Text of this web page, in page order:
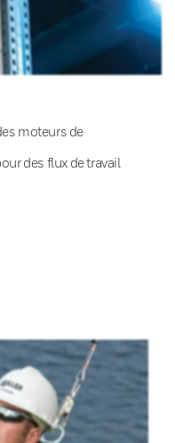
moteurs de
des flux de travail